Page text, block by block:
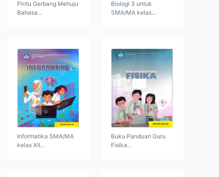
Pintu Gerbang Mehuju
Bahasa...
Biologi 3 untuk
SMA/MA kelas...
Informatika SMA/MA
kelas XII...
Buku Panduan Guru
Fisika...